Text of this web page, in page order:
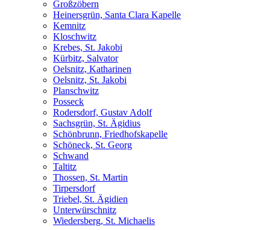
Großzöbern
Heinersgrün, Santa Clara Kapelle
Kemnitz
Kloschwitz
Krebes, St. Jakobi
Kürbitz, Salvator
Oelsnitz, Katharinen
Oelsnitz, St. Jakobi
Planschwitz
Posseck
Rodersdorf, Gustav Adolf
Sachsgrün, St. Ägidius
Schönbrunn, Friedhofskapelle
Schöneck, St. Georg
Schwand
Taltitz
Thossen, St. Martin
Tirpersdorf
Triebel, St. Ägidien
Unterwürschnitz
Wiedersberg, St. Michaelis